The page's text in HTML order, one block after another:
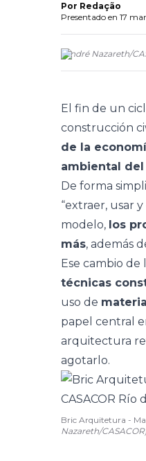
Por Redação
Presentado en 17
(André Nazareth/
El fin de un
construcción
de la
ambiental
De forma
“extraer, usar
modelo, los
más, además
Ese cambio de
técnicas
uso de
papel central
arquitectura
agotarlo.
Bric Arquitetura -
Nazareth/